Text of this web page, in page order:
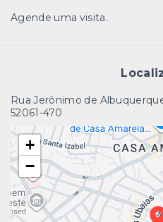
Agende uma visita.
Rua Jerônimo de
52061-470
+
−